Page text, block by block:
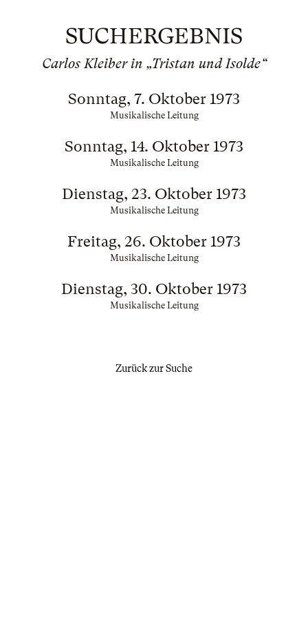
SUCHERGEBNIS
Carlos Kleiber in „Tristan und Isolde“
Sonntag, 7. Oktober 1973
Musikalische Leitung
Sonntag, 14. Oktober 1973
Musikalische Leitung
Dienstag, 23. Oktober 1973
Musikalische Leitung
Freitag, 26. Oktober 1973
Musikalische Leitung
Dienstag, 30. Oktober 1973
Musikalische Leitung
Zurück zur Suche